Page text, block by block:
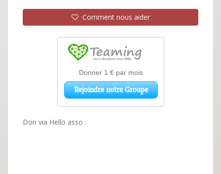
Comment nous aider
Don via Hello asso :